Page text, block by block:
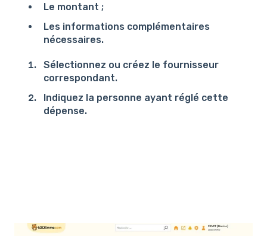
Le montant ;
Les informations complémentaires
nécessaires.
Sélectionnez ou créez le fournisseur
correspondant.
Indiquez la personne ayant réglé cette
dépense.